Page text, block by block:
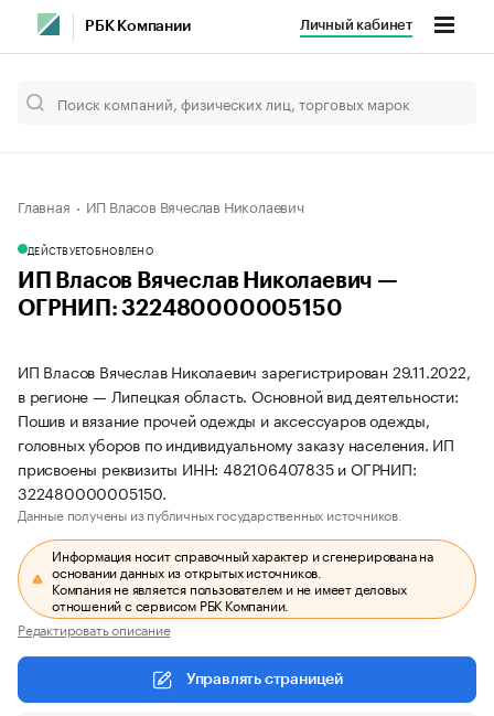
РБК Компании Личный кабинет
Главная ИП Власов Вячеслав Николаевич
ДЕЙСТВУЕТОБНОВЛЕНО
ИП Власов Вячеслав Николаевич —
ОГРНИП: 322480000005150
ИП Власов Вячеслав Николаевич зарегистрирован 29.11.2022,
в регионе — Липецкая область. Основной вид деятельности:
Пошив и вязание прочей одежды и аксессуаров одежды,
головных уборов по индивидуальному заказу населения. ИП
присвоены реквизиты ИНН: 482106407835 и ОГРНИП:
322480000005150.
Данные получены из публичных государственных источников.
Информация носит справочный характер и сгенерирована на
основании данных из открытых источников.
Компания не является пользователем и не имеет деловых
отношений с сервисом РБК Компании.
Редактировать описание
Управлять страницей